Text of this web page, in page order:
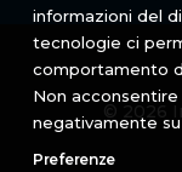
© 2026
informazioni del
tecnologie ci
comportamento
Non
negativamente
Preferenze